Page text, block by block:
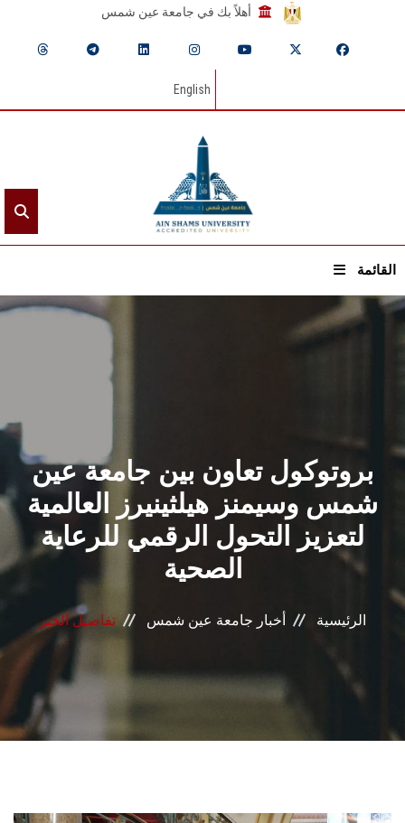
أهلاً بك في جامعة عين شمس
English
القائمة
القطاعـات
الشئون الأكاديمية
البحث العلمي
الرعاية الصحية
المراكز والوحدات
الأنظمة الذكية
الإعلام
الطلاب
بروتوكول تعاون بين جامعة عين
شمس وسيمنز هيلثينيرز العالمية
لتعزيز التحول الرقمي للرعاية
الصحية
الرئيسية أخبار جامعة عين شمس تفاصيل الخبر